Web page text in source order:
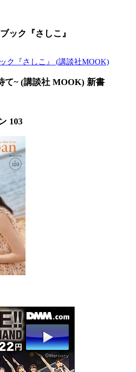
ック『さしこ』
ク『さしこ』 (講談社MOOK)
て~ (講談社 MOOK) 新書
103